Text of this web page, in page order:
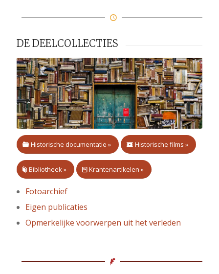
DE DEELCOLLECTIES
Historische documentatie » Historische films »
Bibliotheek » Krantenartikelen »
Fotoarchief
Eigen publicaties
Opmerkelijke voorwerpen uit het verleden